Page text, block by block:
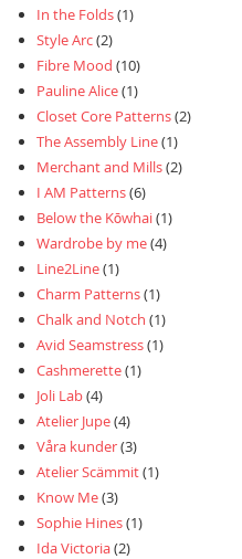
In the Folds(1)
Style Arc(2)
Fibre Mood (10)
Pauline Alice(1)
Closet Core Patterns(2)
The Assembly Line(1)
Merchant and Mills(2)
I AM Patterns(6)
Below the Kōwhai(1)
Wardrobe by me(4)
Line2Line(1)
Charm Patterns(1)
Chalk and Notch (1)
Avid Seamstress(1)
Cashmerette(1)
Joli Lab(4)
Atelier Jupe(4)
Våra kunder(3)
Atelier Scämmit(1)
Know Me(3)
Sophie Hines(1)
Ida Victoria(2)